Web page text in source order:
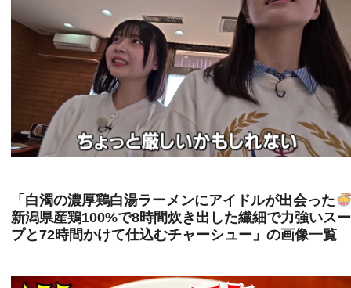
「白濁の濃厚鶏白湯ラーメンにアイドルが出会った
新潟県産鶏100%で8時間炊き出した繊細で力強いスー
プと72時間かけて仕込むチャーシュー」の画像一覧